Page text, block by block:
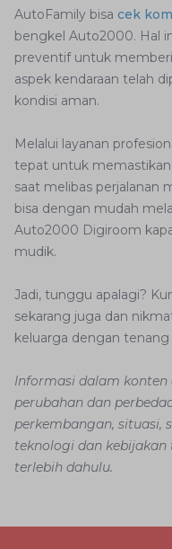
AutoFamily bisa cek
bengkel Auto2000. Hal
preventif untuk
aspek kendaraan telah
kondisi aman.
Melalui layanan
tepat untuk
saat melibas perjalanan
bisa dengan mudah
Auto2000 Digiroom
mudik.
Jadi, tunggu apalagi?
sekarang juga dan
keluarga dengan
Informasi dalam
perubahan dan
perkembangan, situasi,
teknologi dan
terlebih dahulu.